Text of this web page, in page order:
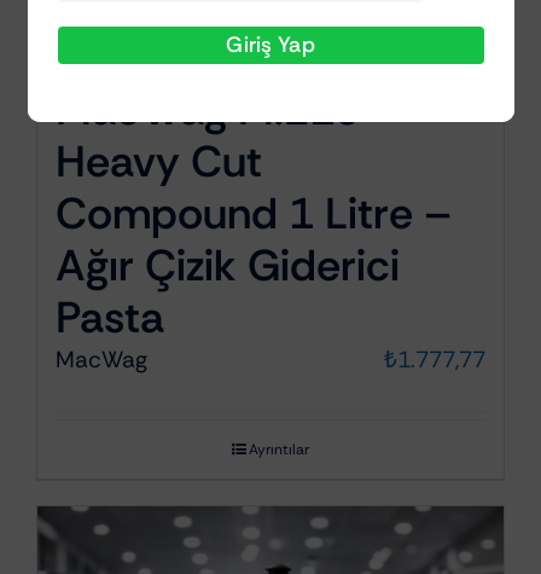
MacWag M.210
Heavy Cut
Compound 1 Litre –
Ağır Çizik Giderici
Pasta
MacWag ₺1.777,77
Ayrıntılar
Giriş Yap